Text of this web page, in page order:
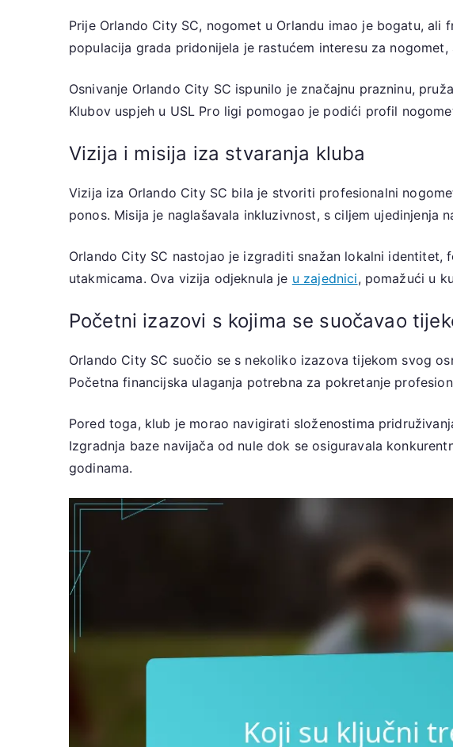
Prije Orlando City SC, nogomet u Orlandu imao je bogatu,
populacija grada pridonijela je rastućem interesu za
Osnivanje Orlando City SC ispunilo je značajnu prazninu,
Klubov uspjeh u USL Pro ligi pomogao je podići profil
Vizija i misija iza stvaranja kluba
Vizija iza Orlando City SC bila je stvoriti profesionalni
ponos. Misija je naglašavala inkluzivnost, s ciljem
Orlando City SC nastojao je izgraditi snažan lokalni
utakmicama. Ova vizija odjeknula je u zajednici, pomažući u
Početni izazovi s kojima se suočavao
Orlando City SC suočio se s nekoliko izazova tijekom svog
Početna financijska ulaganja potrebna za pokretanje
Pored toga, klub je morao navigirati složenostima
Izgradnja baze navijača od nule dok se osiguravala
godinama.